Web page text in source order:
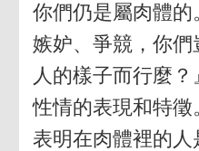
你們仍是屬肉體
嫉妒、爭競，你
人的樣子而行麼
性情的表現和特
表明在肉體裡的人